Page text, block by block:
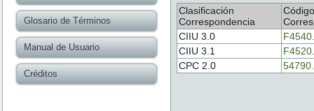
Glosario de Términos
Manual de Usuario
Créditos
Clasificación
Correspondencia
Código
CIIU 3.0
CIIU 3.1
CPC 2.0